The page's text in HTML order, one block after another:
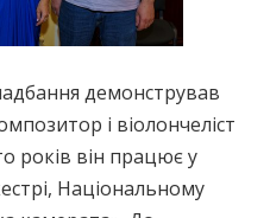
демонстрував
і віолончеліст
років він працює у
Національному